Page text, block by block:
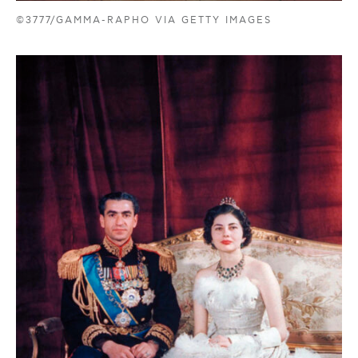
©3777/GAMMA-RAPHO VIA GETTY IMAGES